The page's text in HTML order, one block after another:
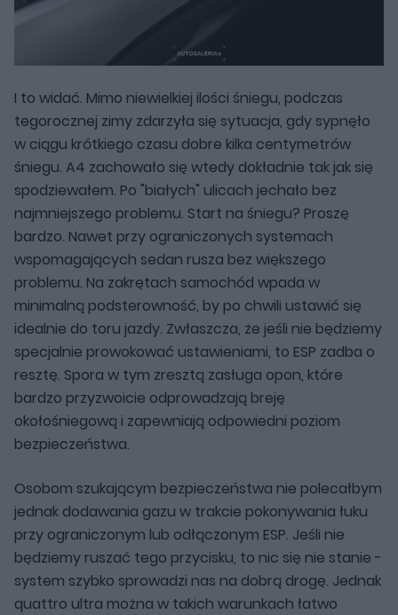
I to widać. Mimo niewielkiej ilości śniegu, podczas
tegorocznej zimy zdarzyła się sytuacja, gdy sypnęło
w ciągu krótkiego czasu dobre kilka centymetrów
śniegu. A4 zachowało się wtedy dokładnie tak jak się
spodziewałem. Po "białych" ulicach jechało bez
najmniejszego problemu. Start na śniegu? Proszę
bardzo. Nawet przy ograniczonych systemach
wspomagających sedan rusza bez większego
problemu. Na zakrętach samochód wpada w
minimalną podsterowność, by po chwili ustawić się
idealnie do toru jazdy. Zwłaszcza, że jeśli nie będziemy
specjalnie prowokować ustawieniami, to ESP zadba o
resztę. Spora w tym zresztą zasługa opon, które
bardzo przyzwoicie odprowadzają breję
okołośniegową i zapewniają odpowiedni poziom
bezpieczeństwa.
Osobom szukającym bezpieczeństwa nie polecałbym
jednak dodawania gazu w trakcie pokonywania łuku
przy ograniczonym lub odłączonym ESP. Jeśli nie
będziemy ruszać tego przycisku, to nic się nie stanie -
system szybko sprowadzi nas na dobrą drogę. Jednak
quattro ultra można w takich warunkach łatwo